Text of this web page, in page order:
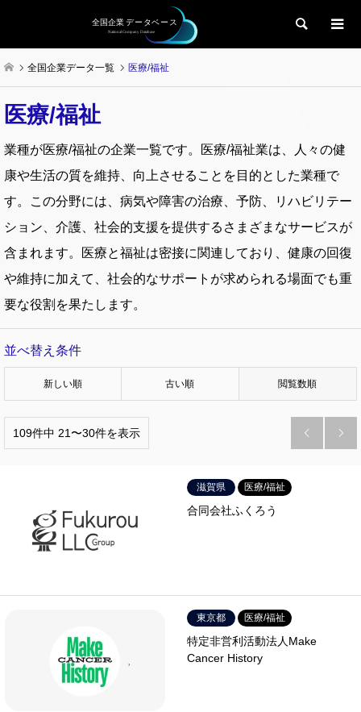
検索
全国企業データ一覧 医療/福祉
医療/福祉
業種が医療/福祉の企業一覧です。医療/福祉業は、人々の健
康や生活の質を維持、向上させることを目的とした業種で
す。この分野には、病気や障害の治療、予防、リハビリテー
ション、介護、社会的支援を提供するさまざまなサービスが
含まれます。医療と福祉は密接に関連しており、健康の回復
や維持に加えて、社会的なサポートが求められる場面でも重
要な役割を果たします。
並べ替え条件
新しい順 古い順 閲覧数順
109件中 21〜30件を表示  
滋賀県 医療/福祉
合同会社ふくろう
東京都 医療/福祉
特定非営利活動法人Make
Cancer History